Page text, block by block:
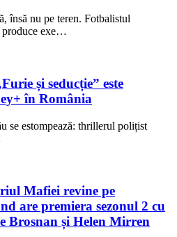
însă nu pe teren. Fotbalistul
produce exe…
și seducție” este
în România
se estompează: thrillerul polițist
Mafiei revine pe
are premiera sezonul 2 cu
Brosnan și Helen Mirren